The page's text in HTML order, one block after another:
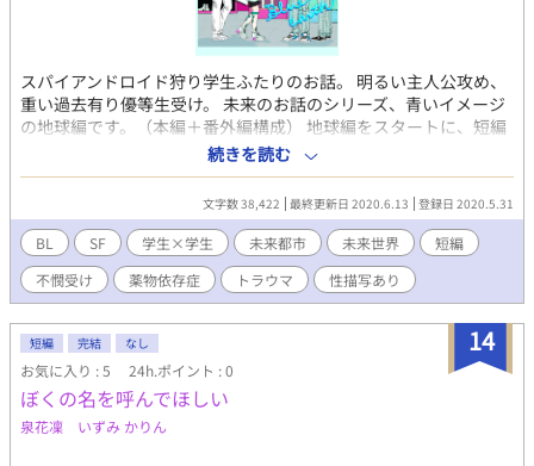
スパイアンドロイド狩り学生ふたりのお話。 明るい主人公攻め、
重い過去有り優等生受け。 未来のお話のシリーズ、青いイメージ
の地球編です。（本編＋番外編構成） 地球編をスタートに、短編
で順次おなじ時代の他の星のお話も投稿していく予定です。 6/13
番外編含め完結しました。 気が向いたらまた書くかもしれません
が、読んで下さった方、お時間いただいて有難うございました。
お気に入りご登録くださった方、救われる想いです。ありがとう
ございます。心より。
続きを読む
文字数 38,422 最終更新日 2020.6.13 登録日 2020.5.31
BL SF 学生×学生 未来都市 未来世界
短編
不憫受け
薬物依存症 トラウマ 性描写あり
14
短編 完結 なし
お気に入り : 5 24h.ポイント : 0
ぼくの名を呼んでほしい
泉花凜 いずみ かりん